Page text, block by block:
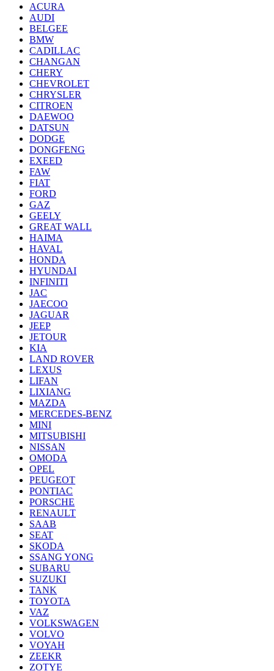
ACURA
AUDI
BELGEE
BMW
CADILLAC
CHANGAN
CHERY
CHEVROLET
CHRYSLER
CITROEN
DAEWOO
DATSUN
DODGE
DONGFENG
EXEED
FAW
FIAT
FORD
GAZ
GEELY
GREAT WALL
HAIMA
HAVAL
HONDA
HYUNDAI
INFINITI
JAC
JAECOO
JAGUAR
JEEP
JETOUR
KIA
LAND ROVER
LEXUS
LIFAN
LIXIANG
MAZDA
MERCEDES-BENZ
MINI
MITSUBISHI
NISSAN
OMODA
OPEL
PEUGEOT
PONTIAC
PORSCHE
RENAULT
SAAB
SEAT
SKODA
SSANG YONG
SUBARU
SUZUKI
TANK
TOYOTA
VAZ
VOLKSWAGEN
VOLVO
VOYAH
ZEEKR
ZOTYE